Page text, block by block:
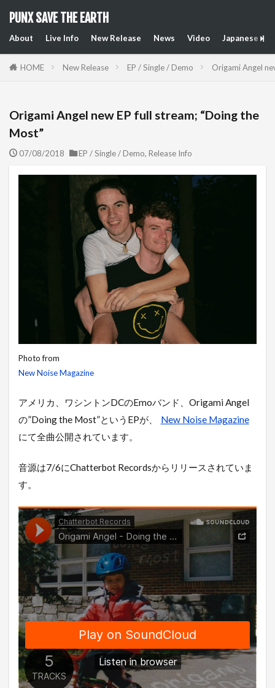
PUNX SAVE THE EARTH
About Live Info New Release News Video Japanese
HOME New Release EP / Single / Demo Origami Angel
Origami Angel new EP full stream; “Doing the
Most”
07/08/2018 EP / Single / Demo, Release Info
Photo from
New Noise Magazine
アメリカ、ワシントンDCのEmoバンド、Origami Angel
の”Doing the Most”というEPが、
New Noise Magazine
にて全曲公開されています。
音源は7/6にChatterbot Recordsからリリースされていま
す。